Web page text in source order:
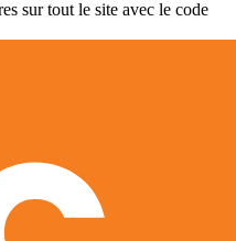
sur tout le site avec le code